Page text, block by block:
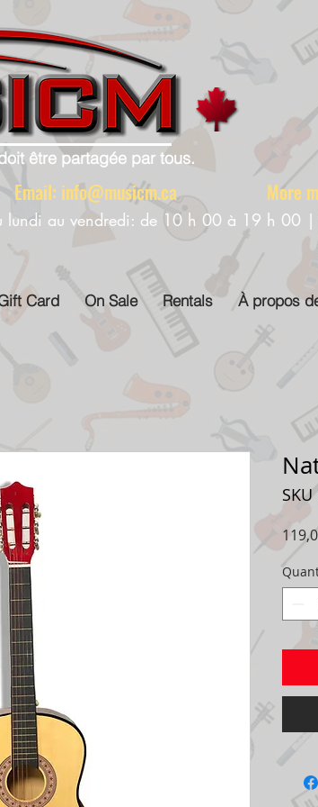
être partagée par tous.
Email: info@musicm.caMore models
lundi au vendredi: de 10 h 00 à 19 h 00
Card On Sale Rentals À propos